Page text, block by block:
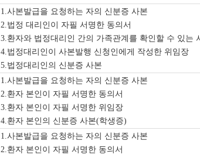
1.사본발급을 요청하는 자의 신분증 사본
2.법정 대리인이 자필 서명한 동의서
3.환자와 법정대리인 간의 가족관계를 확인할 수 있는
4.법정대리인이 사본발행 신청인에게 작성한 위임장
5.법정대리인의 신분증 사본
1.사본발급을 요청하는 자의 신분증 사본
2.환자 본인이 자필 서명한 동의서
3.환자 본인이 자필 서명한 위임장
4.환자 본인의 신분증 사본(학생증)
1.사본발급을 요청하는 자의 신분증 사본
2.환자 본인이 자필 서명한 동의서